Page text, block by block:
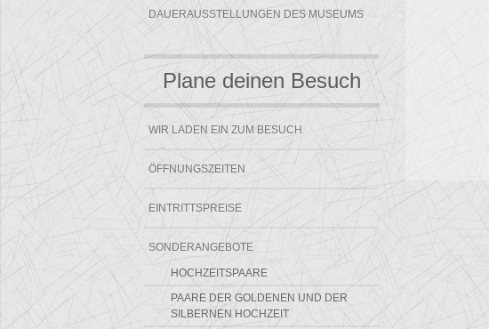
DAUERAUSSTELLUNGEN DES MUSEUMS
Plane deinen Besuch
WIR LADEN EIN ZUM BESUCH
ÖFFNUNGSZEITEN
EINTRITTSPREISE
SONDERANGEBOTE
HOCHZEITSPAARE
PAARE DER GOLDENEN UND DER
SILBERNEN HOCHZEIT